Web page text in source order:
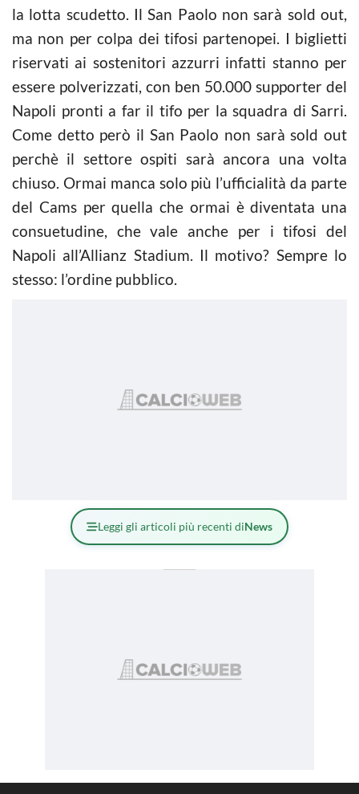
la lotta scudetto. Il San Paolo non sarà sold out,
ma non per colpa dei tifosi partenopei. I biglietti
riservati ai sostenitori azzurri infatti stanno per
essere polverizzati, con ben 50.000 supporter del
Napoli pronti a far il tifo per la squadra di Sarri.
Come detto però il San Paolo non sarà sold out
perchè il settore ospiti sarà ancora una volta
chiuso. Ormai manca solo più l’ufficialità da parte
del Cams per quella che ormai è diventata una
consuetudine, che vale anche per i tifosi del
Napoli all’Allianz Stadium. Il motivo? Sempre lo
stesso: l’ordine pubblico.
Leggi gli articoli più recenti diNews